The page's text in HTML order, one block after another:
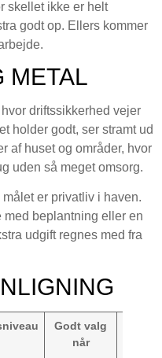
skellet ikke er helt
godt op. Ellers kommer
METAL
driftssikkerhed vejer
holder godt, ser stramt ud
af huset og områder, hvor
uden så meget omsorg.
er privatliv i haven.
med beplantning eller en
udgift regnes med fra
Godt valg
når